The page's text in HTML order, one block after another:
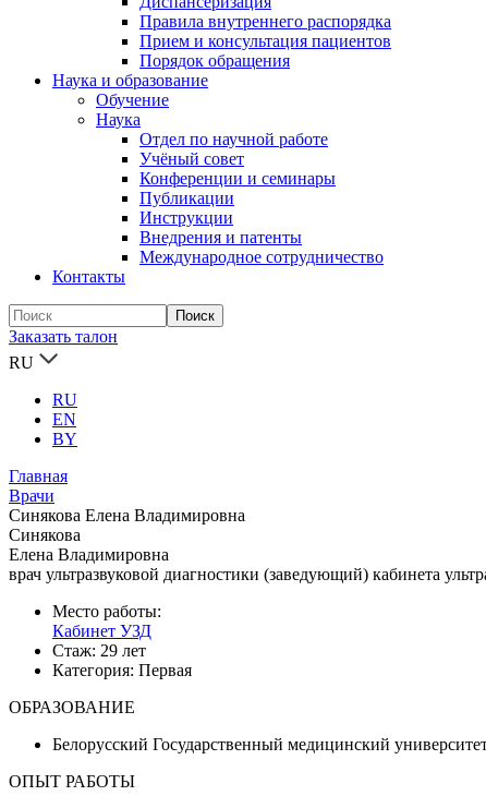
Правила внутреннего распорядка
Прием и консультация пациентов
Порядок обращения
Наука и образование
Обучение
Наука
Отдел по научной работе
Учёный совет
Конференции и семинары
Публикации
Инструкции
Внедрения и патенты
Международное сотрудничество
Контакты
Заказать талон
RU
RU
EN
BY
Главная
Врачи
Синякова Елена Владимировна
Синякова
Елена Владимировна
врач ультразвуковой диагностики (заведующий) кабинета
Место работы:
Кабинет УЗД
Стаж: 29 лет
Категория: Первая
ОБРАЗОВАНИЕ
Белорусский Государственный медицинский
ОПЫТ РАБОТЫ